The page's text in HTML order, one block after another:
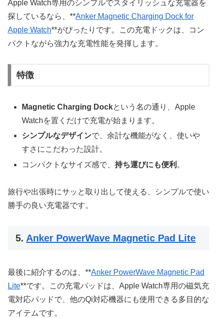
Apple Watch専用のシンプルでスタイリッシュな充電器を
探しているなら、**Anker Magnetic Charging Dock for
Apple Watch**がぴったりです。この充電ドックは、コン
パクトながら強力な充電性能を発揮します。
特徴
Magnetic Charging Dockという名の通り、Apple
Watchを置くだけで充電が始まります。
シンプルなデザインで、余計な機能がなく、使いや
すさにこだわった設計。
コンパクトなサイズ感で、持ち運びにも便利 。
旅行や出張時にサッと取り出して使える、シンプルで使い
勝手の良い充電器です。
5. Anker PowerWave Magnetic Pad Lite
最後に紹介するのは、**Anker PowerWave Magnetic Pad
Lite**です。この充電パッドは、Apple Watch専用の磁気充
電対応パッドで、他のQi対応機器にも使用できる多目的な
アイテムです。